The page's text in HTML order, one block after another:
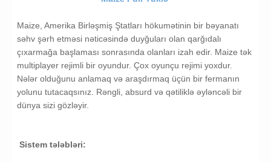
Maize, Amerika Birləşmiş Ştatları hökumətinin bir bəyanatı
səhv şərh etməsi nəticəsində duyğuları olan qarğıdalı
çıxarmağa başlaması sonrasında olanları izah edir. Maize tək
multiplayer rejimli bir oyundur. Çox oyunçu rejimi yoxdur.
Nələr olduğunu anlamaq və araşdırmaq üçün bir fermanın
yolunu tutacaqsınız. Rəngli, absurd və qətiliklə əyləncəli bir
dünya sizi gözləyir.
Sistem tələbləri: